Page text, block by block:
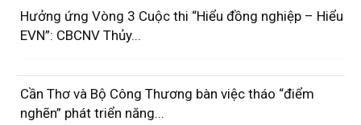
Hưởng ứng Vòng 3 Cuộc thi “Hiểu đồng nghiệp – Hiểu
EVN”: CBCNV Thủy...
Cần Thơ và Bộ Công Thương bàn việc tháo “điểm
nghẽn” phát triển năng...